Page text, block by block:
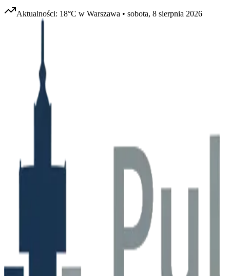
Aktualności: 18°C w Warszawa • sobota, 8 sierpnia 2026